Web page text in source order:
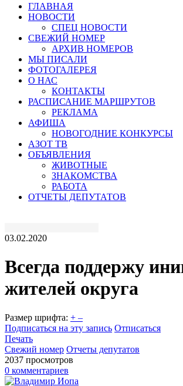
ГЛАВНАЯ
НОВОСТИ
СПЕЦ НОВОСТИ
СВЕЖИЙ НОМЕР
АРХИВ НОМЕРОВ
МЫ ПИСАЛИ
ФОТОГАЛЕРЕЯ
О НАС
КОНТАКТЫ
РАСПИСАНИЕ МАРШРУТОВ
РЕКЛАМА
АФИША
НОВОГОДНИЕ КОНКУРСЫ
АЗОТ ТВ
ОБЪЯВЛЕНИЯ
ЖИВОТНЫЕ
ЗНАКОМСТВА
РАБОТА
ОТЧЕТЫ ДЕПУТАТОВ
03.02.2020
Всегда поддержу
жителей округа
Размер шрифта: + –
Подписаться на эту запись Отписаться
Печать
Свежий номер Отчеты депутатов
2037 просмотров
0 комментариев